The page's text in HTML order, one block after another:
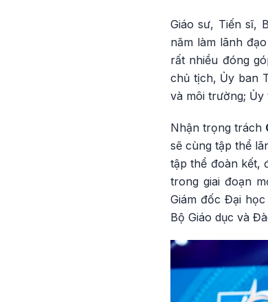
Giáo sư, Tiến sĩ,
năm làm lãnh
rất nhiều đóng
chủ tịch, Ủy ban
và môi trường; Ủy
Nhận trọng trách
sẽ cùng tập thể
tập thể đoàn kết,
trong giai đoạn
Giám đốc Đại
Bộ Giáo dục và